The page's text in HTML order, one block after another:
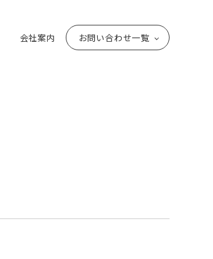
会社案内 お問い合わせ一覧